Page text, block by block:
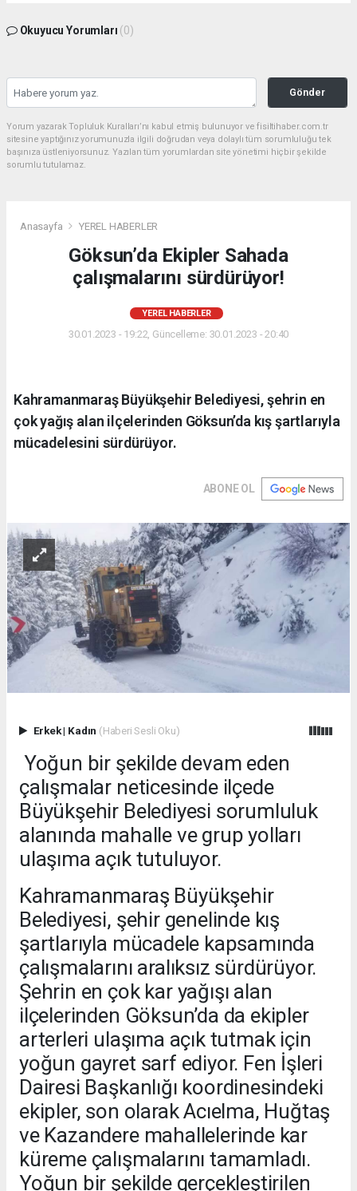
Okuyucu Yorumları (0)
Gönder
Yorum yazarak Topluluk Kuralları’nı kabul etmiş bulunuyor ve fisiltihaber.com.tr
sitesine yaptığınız yorumunuzla ilgili doğrudan veya dolaylı tüm sorumluluğu tek
başınıza üstleniyorsunuz. Yazılan tüm yorumlardan site yönetimi hiçbir şekilde
sorumlu tutulamaz.
Anasayfa YEREL HABERLER
Göksun’da Ekipler Sahada
çalışmalarını sürdürüyor!
YEREL HABERLER
30.01.2023 - 19:22, Güncelleme: 30.01.2023 - 20:40
Kahramanmaraş Büyükşehir Belediyesi, şehrin en
çok yağış alan ilçelerinden Göksun’da kış şartlarıyla
mücadelesini sürdürüyor.
ABONE OL
Erkek| Kadın (Haberi Sesli Oku)
Yoğun bir şekilde devam eden
çalışmalar neticesinde ilçede
Büyükşehir Belediyesi sorumluluk
alanında mahalle ve grup yolları
ulaşıma açık tutuluyor.
Kahramanmaraş Büyükşehir
Belediyesi, şehir genelinde kış
şartlarıyla mücadele kapsamında
çalışmalarını aralıksız sürdürüyor.
Şehrin en çok kar yağışı alan
ilçelerinden Göksun’da da ekipler
arterleri ulaşıma açık tutmak için
yoğun gayret sarf ediyor. Fen İşleri
Dairesi Başkanlığı koordinesindeki
ekipler, son olarak Acıelma, Huğtaş
ve Kazandere mahallelerinde kar
küreme çalışmalarını tamamladı.
Yoğun bir şekilde gerçekleştirilen